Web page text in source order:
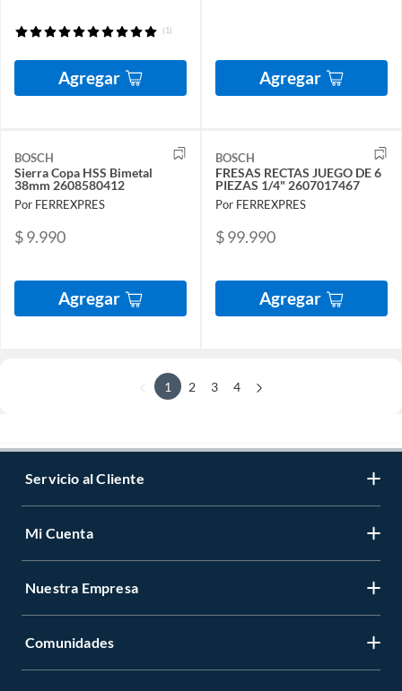
(1)
Agregar Agregar
BOSCH
Sierra Copa HSS Bimetal
38mm 2608580412
Por FERREXPRES
$ 9.990
Agregar
BOSCH
FRESAS RECTAS JUEGO DE 6
PIEZAS 1/4" 2607017467
Por FERREXPRES
$ 99.990
Agregar
1 2 3 4
Servicio al Cliente
Mi Cuenta
Nuestra Empresa
Comunidades